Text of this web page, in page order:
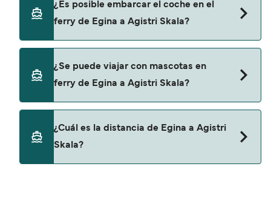
navieras.
a Agistri Skala con:
Magic Sea Ferries
¿Es posible embarcar el coche en el
ferry de Egina a Agistri Skala?
Agistri Skala con
¿Se puede viajar con mascotas en
ferry de Egina a Agistri Skala?
¿Cuál es la distancia de Egina a Agistri
Skala?